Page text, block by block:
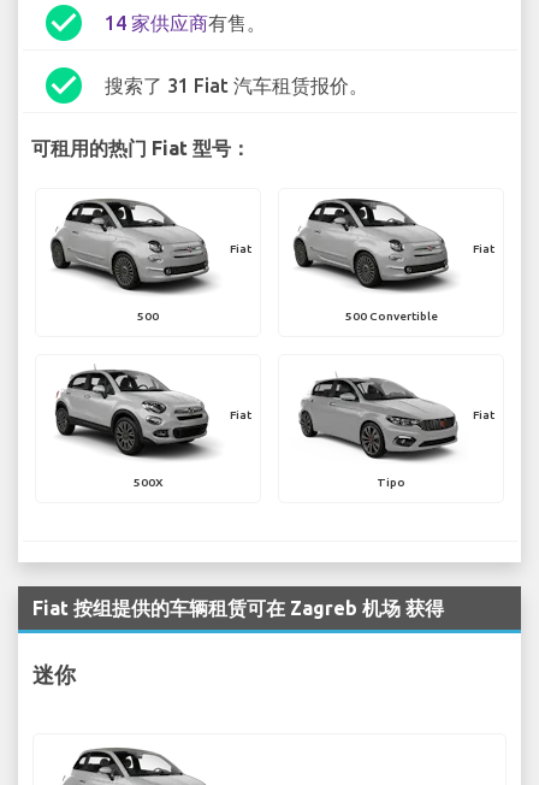
check_circle 14 家供应商有售。
check_circle 搜索了 31 Fiat 汽车租赁报价。
可租用的热门 Fiat 型号：
Fiat
500
Fiat
500 Convertible
Fiat
500X
Fiat
Tipo
Fiat 按组提供的车辆租赁可在 Zagreb 机场 获得
迷你